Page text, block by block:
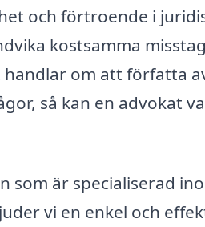
och förtroende i
kostsamma
om att författa
så kan en advokat
som är specialiserad
vi en enkel och